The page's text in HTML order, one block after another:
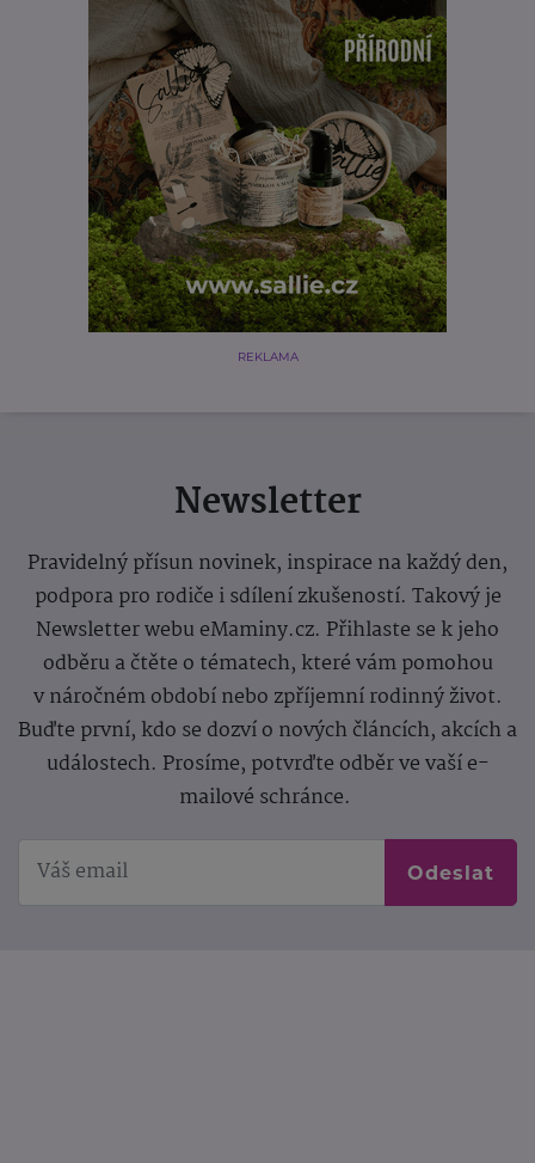
REKLAMA
Newsletter
Pravidelný přísun novinek, inspirace na každý den,
podpora pro rodiče i sdílení zkušeností. Takový je
Newsletter webu eMaminy.cz. Přihlaste se k jeho
odběru a čtěte o tématech, které vám pomohou
v náročném období nebo zpříjemní rodinný život.
Buďte první, kdo se dozví o nových článcích, akcích a
událostech. Prosíme, potvrďte odběr ve vaší e-
mailové schránce.
Odeslat